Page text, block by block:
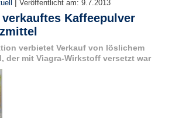
Veröffentlicht am: 9.7.2013
Kaffeepulver
verbietet Verkauf von löslichem
der mit Viagra-Wirkstoff versetzt war